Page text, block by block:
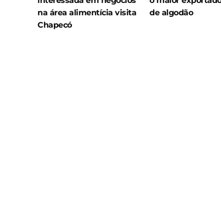
na área alimentícia visita
Chapecó
de algodão